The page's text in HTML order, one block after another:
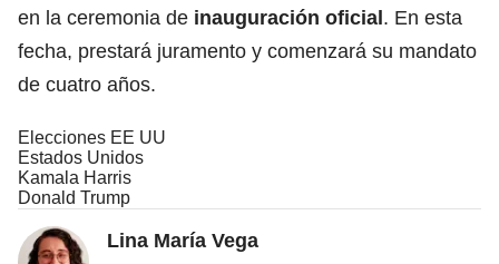
en la ceremonia de inauguración oficial. En esta
fecha, prestará juramento y comenzará su mandato
de cuatro años.
Elecciones EE UU
Estados Unidos
Kamala Harris
Donald Trump
Lina María Vega